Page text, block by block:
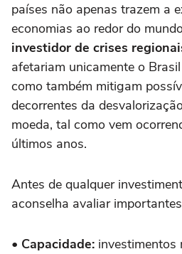
países não apenas trazem a
economias ao redor do
investidor de crises
afetariam unicamente o
como também mitigam
decorrentes da
moeda, tal como vem
últimos anos.
Antes de qualquer
aconselha avaliar
• Capacidade: investimentos